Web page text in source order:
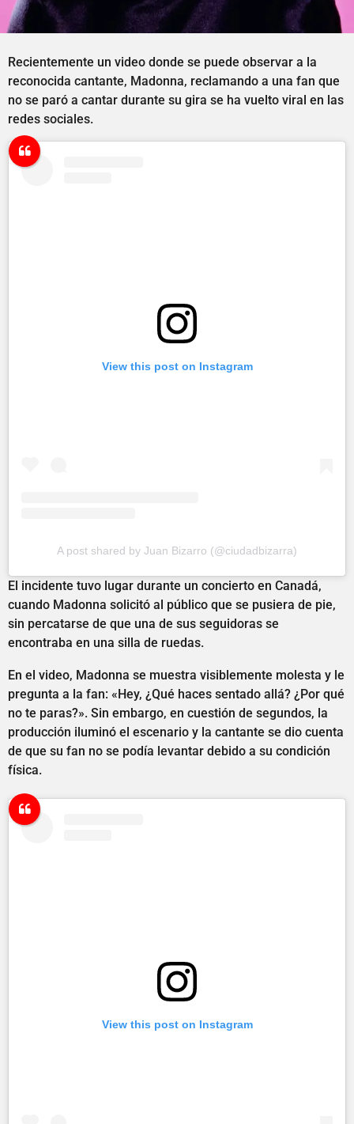
Recientemente un video donde se puede observar a la
reconocida cantante, Madonna, reclamando a una fan que
no se paró a cantar durante su gira se ha vuelto viral en las
redes sociales.
View this post on Instagram
A post shared by Juan Bizarro (@ciudadbizarra)
El incidente tuvo lugar durante un concierto en Canadá,
cuando Madonna solicitó al público que se pusiera de pie,
sin percatarse de que una de sus seguidoras se
encontraba en una silla de ruedas.
En el video, Madonna se muestra visiblemente molesta y le
pregunta a la fan: «Hey, ¿Qué haces sentado allá? ¿Por qué
no te paras?». Sin embargo, en cuestión de segundos, la
producción iluminó el escenario y la cantante se dio cuenta
de que su fan no se podía levantar debido a su condición
física.
View this post on Instagram